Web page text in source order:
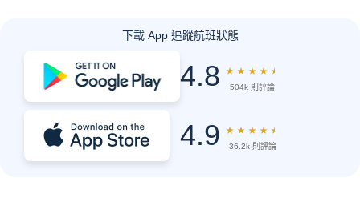
下載 App 追蹤航班狀態
4.8 ★ ★ ★ ★ ★
504k 則評論
4.9 ★ ★ ★ ★ ★
36.2k 則評論